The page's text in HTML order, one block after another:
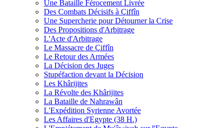
Une Bataille Férocement Livrée
Des Combats Décisifs à Çiffîn
Une Supercherie pour Détourner la Crise
Des Propositions d'Arbitrage
L'Acte d'Arbitrage
Le Massacre de Çiffîn
Le Retour des Armées
La Décision des Juges
Stupéfaction devant la Décision
Les Khârijites
La Révolte des Khârijites
La Bataille de Nahrawân
L'Expédition Syrienne Avortée
Les Affaires d'Egypte (38 H.)